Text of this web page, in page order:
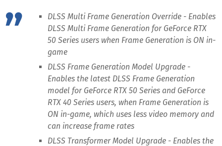
DLSS Multi Frame Generation Override - Enables
DLSS Multi Frame Generation for GeForce RTX
50 Series users when Frame Generation is ON in-
game
DLSS Frame Generation Model Upgrade -
Enables the latest DLSS Frame Generation
model for GeForce RTX 50 Series and GeForce
RTX 40 Series users, when Frame Generation is
ON in-game, which uses less video memory and
can increase frame rates
DLSS Transformer Model Upgrade - Enables the